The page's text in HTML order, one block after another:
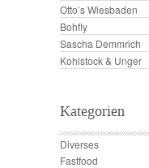
Otto’s Wiesbaden
Bohfly
Sascha Demmrich
Kohlstock & Unger
Kategorien
Diverses
Fastfood